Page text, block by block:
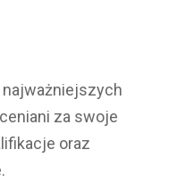
za swoje
oraz